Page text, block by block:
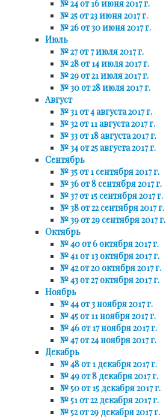
№ 24 от 16 июня 2017 г.
№ 25 от 23 июня 2017 г.
№ 26 от 30 июня 2017 г.
Июль
№ 27 от 7 июля 2017 г.
№ 28 от 14 июля 2017 г.
№ 29 от 21 июля 2017 г.
№ 30 от 28 июля 2017 г.
Август
№ 31 от 4 августа 2017 г.
№ 32 от 11 августа 2017 г.
№ 33 от 18 августа 2017 г.
№ 34 от 25 августа 2017 г.
Сентябрь
№ 35 от 1 сентября 2017 г.
№ 36 от 8 сентября 2017 г.
№ 37 от 15 сентября 2017 г.
№ 38 от 22 сентября 2017 г.
№ 39 от 29 сентября 2017 г.
Октябрь
№ 40 от 6 октября 2017 г.
№ 41 от 13 октября 2017 г.
№ 42 от 20 октября 2017 г.
№ 43 от 27 октября 2017 г.
Ноябрь
№ 44 от 3 ноября 2017 г.
№ 45 от 11 ноября 2017 г.
№ 46 от 17 ноября 2017 г.
№ 47 от 24 ноября 2017 г.
Декабрь
№ 48 от 1 декабря 2017 г.
№ 49 от 8 декабря 2017 г.
№ 50 от 15 декабря 2017 г.
№ 51 от 22 декабря 2017 г.
№ 52 от 29 декабря 2017 г.